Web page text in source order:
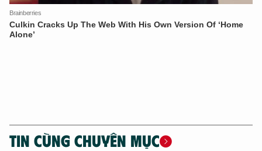
TIN CÙNG CHUYÊN MỤC